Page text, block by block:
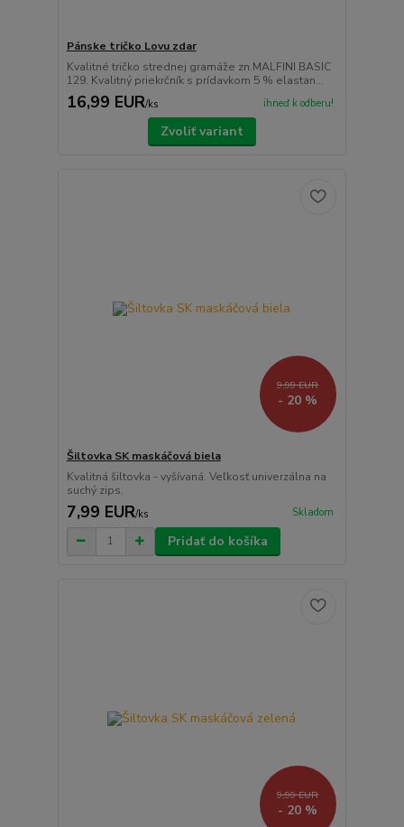
Pánske tričko Lovu zdar
Kvalitné tričko strednej gramáže zn.MALFINI BASIC
129. Kvalitný priekrčník s prídavkom 5 % elastan...
16,99 EUR/ks ihneď k odberu!
Zvoliť variant
9,99 EUR
- 20 %
Šiltovka SK maskáčová biela
Kvalitná šiltovka - vyšívaná. Veľkosť univerzálna na
suchý zips.
7,99 EUR/ks Skladom
Pridať do košíka
9,99 EUR
- 20 %